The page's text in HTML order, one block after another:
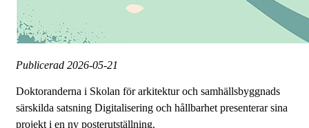
Publicerad 2026-05-21
​Doktoranderna i Skolan för arkitektur och samhällsbyggnads
särskilda satsning Digitalisering och hållbarhet presenterar sina
projekt i en ny posterutställning.